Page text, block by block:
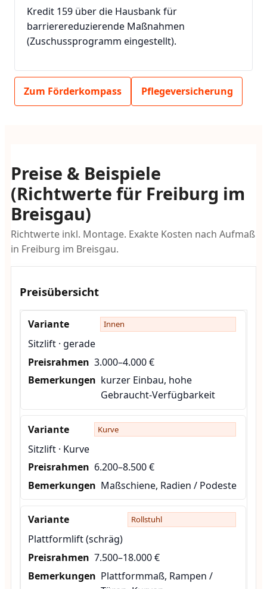
Kredit 159 über die Hausbank für
barrierereduzierende Maßnahmen
(Zuschussprogramm eingestellt).
Zum Förderkompass Pflegeversicherung
Preise & Beispiele
(Richtwerte für Freiburg im
Breisgau)
Richtwerte inkl. Montage. Exakte Kosten nach Aufmaß
in Freiburg im Breisgau.
Preisübersicht
Innen
Sitzlift · gerade
3.000–4.000 €
kurzer Einbau, hohe
Gebraucht-Verfügbarkeit
Kurve
Sitzlift · Kurve
6.200–8.500 €
Maßschiene, Radien / Podeste
Rollstuhl
Plattformlift (schräg)
7.500–18.000 €
Plattformmaß, Rampen /